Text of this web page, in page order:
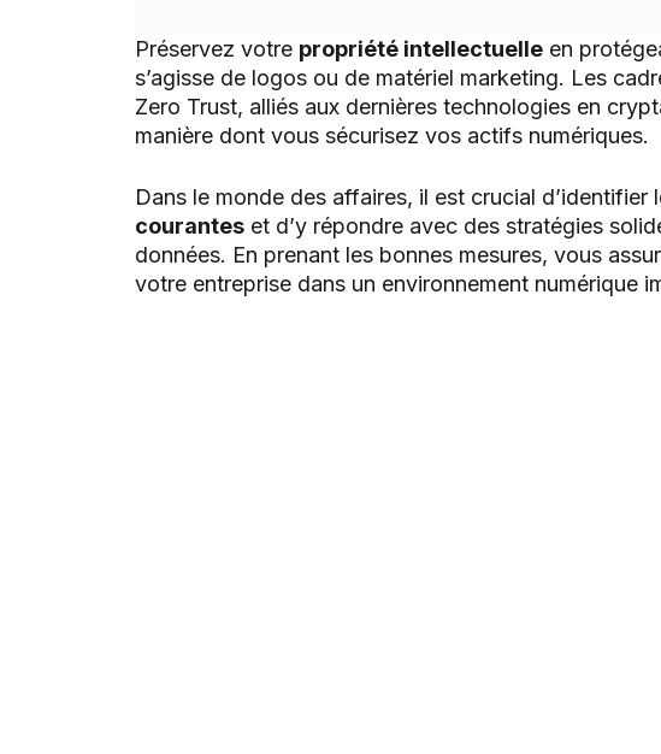
Préservez votre propriété intellectuelle en
s’agisse de logos ou de matériel marketing. Les
Zero Trust, alliés aux dernières technologies en
manière dont vous sécurisez vos actifs numériques.
Dans le monde des affaires, il est crucial d’identifier
courantes et d’y répondre avec des stratégies
données. En prenant les bonnes mesures, vous
votre entreprise dans un environnement numérique